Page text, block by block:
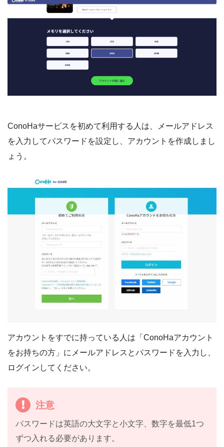
ConoHaサービスを初めて利用する人は、メールアドレス
を入力してパスワードを設定し、アカウントを作成しまし
ょう。
アカウントをすでに持っている人は「ConoHaアカウント
をお持ちの方」にメールアドレスとパスワードを入力し、
ログインしてください。
注意
パスワードは英語の大文字と小文字、数字を最低1つ
ずつ入れる必要があります。